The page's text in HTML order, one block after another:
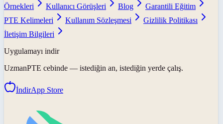
Örnekleri
Kullanıcı Görüşleri Blog
Garantili Eğitim
PTE Kelimeleri
Kullanım Sözleşmesi
Gizlilik Politikası
İletişim Bilgileri
Uygulamayı indir
UzmanPTE cebinde — istediğin an, istediğin yerde çalış.
İndirApp Store